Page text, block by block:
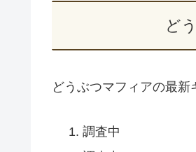
ど
どうぶつマフィアの最新
調査中